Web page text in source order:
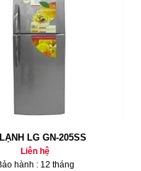
LG GN-205SS
Liên hệ
hành : 12 tháng